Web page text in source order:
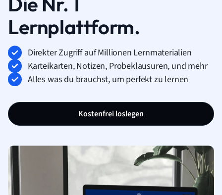
Lernplattform.
Direkter Zugriff auf Millionen Lernmaterialien
Karteikarten, Notizen, Probeklausuren, und mehr
Alles was du brauchst, um perfekt zu lernen
Kostenfrei loslegen